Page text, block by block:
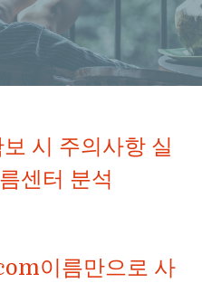
시 주의사항 실
센터 분석
이름만으로 사